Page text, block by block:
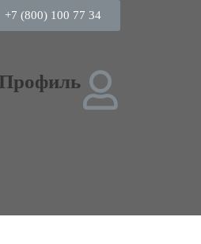
+7 (800) 100 77 34